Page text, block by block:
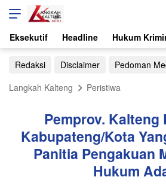
Eksekutif Headline Hukum
Redaksi Disclaimer Pedoman
Langkah Kalteng
Peristiwa
Pemprov. Kalteng
Kabupateng/Kota
Panitia Pengakuan
Hukum